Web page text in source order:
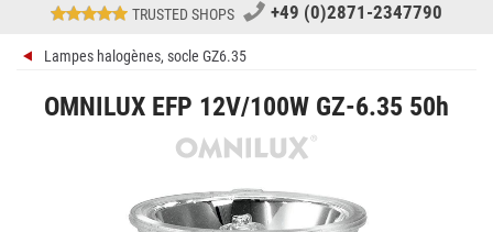
TRUSTED SHOPS +49 (0)2871-2347790
Lampes halogènes, socle GZ6.35
OMNILUX EFP 12V/100W GZ-6.35 50h